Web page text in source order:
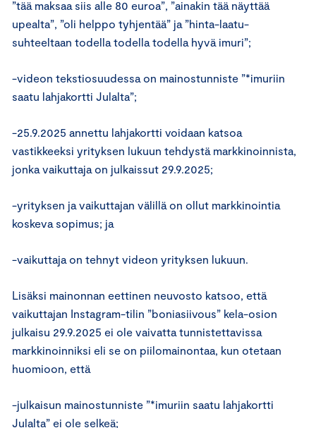
”tää maksaa siis alle 80 euroa”, ”ainakin tää näyttää
upealta”, ”oli helppo tyhjentää” ja ”hinta-laatu-
suhteeltaan todella todella todella hyvä imuri”;
-videon tekstiosuudessa on mainostunniste ”*imuriin
saatu lahjakortti Julalta”;
-25.9.2025 annettu lahjakortti voidaan katsoa
vastikkeeksi yrityksen lukuun tehdystä markkinoinnista,
jonka vaikuttaja on julkaissut 29.9.2025;
-yrityksen ja vaikuttajan välillä on ollut markkinointia
koskeva sopimus; ja
-vaikuttaja on tehnyt videon yrityksen lukuun.
Lisäksi mainonnan eettinen neuvosto katsoo, että
vaikuttajan Instagram-tilin ”boniasiivous” kela-osion
julkaisu 29.9.2025 ei ole vaivatta tunnistettavissa
markkinoinniksi eli se on piilomainontaa, kun otetaan
huomioon, että
-julkaisun mainostunniste ”*imuriin saatu lahjakortti
Julalta” ei ole selkeä;